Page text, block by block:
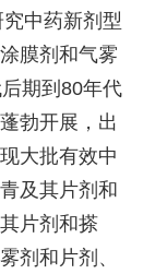
中药新剂型
膜剂和气雾
期到80年代
勃开展，出
大批有效中
及其片剂和
片剂和搽
剂和片剂、